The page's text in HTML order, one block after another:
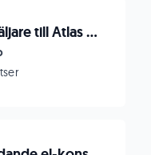
Teknisk säljare till Atlas Copco Compressor, Jönköping/Borås